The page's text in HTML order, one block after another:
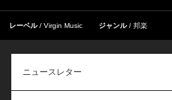
レーベル Virgin Music ジャンル 邦楽
ニュースレター